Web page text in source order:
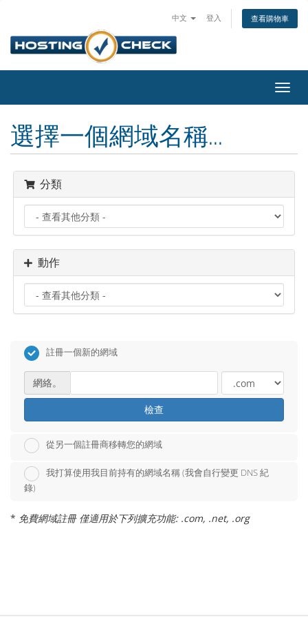
中文 登入 查看購物車
切
換
選擇一個網域名稱...
分類
動作
註冊一個新的網域
網絡。
檢查
從另一個註冊商移轉您的網域
我打算使用我目前持有的網域名稱 (我會自行變更 DNS 紀
錄)
* 免費網域註冊 僅適用於下列擴充功能: .com, .net, .org